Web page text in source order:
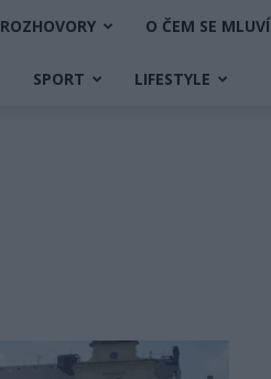
ROZHOVORY O ČEM SE MLUVÍ
SPORT LIFESTYLE